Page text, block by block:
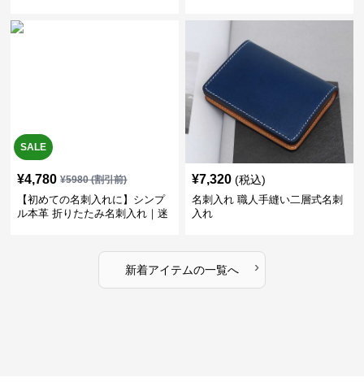
SALE
¥4,780 ¥5980(割引前)
【初めての名刺入れに】シンプ
ル本革 折りたたみ名刺入れ｜迷
¥7,320 (税込)
名刺入れ 職人手縫い二層式名刺
入れ
新着アイテムの一覧へ ›